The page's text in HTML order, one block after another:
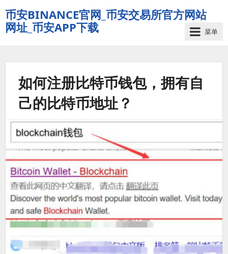
币安BINANCE官网_币安交易所官方网站
网址_币安APP下载
菜单
如何注册比特币钱包，拥有自
己的比特币地址？